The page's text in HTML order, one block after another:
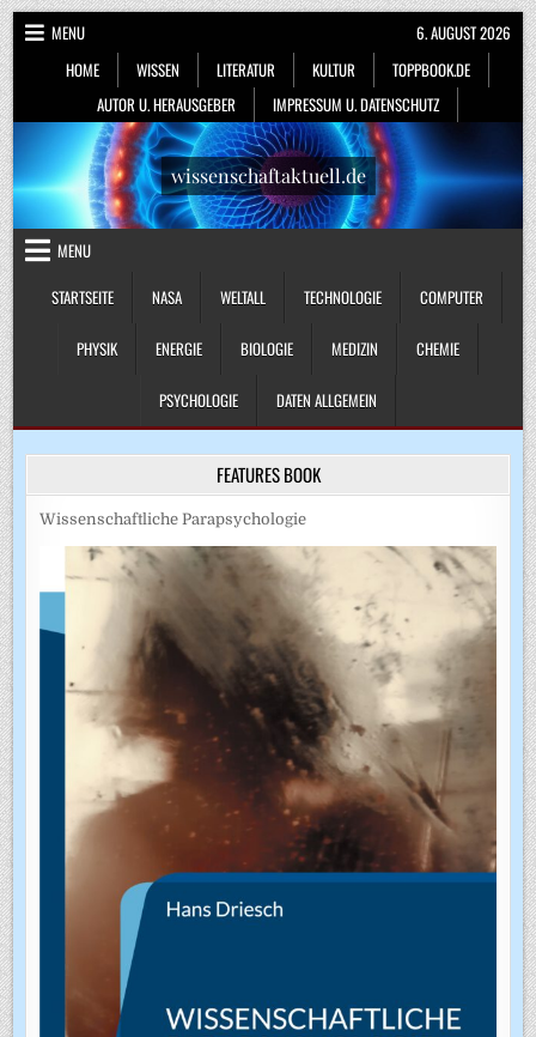
Skip
to
content
MENU
HOME
WISSEN LITERATUR KULTUR
TOPPBOOK.DE
AUTOR U. HERAUSGEBER
IMPRESSUM U. DATENSCHUTZ
6. AUGUST 2026
wissenschaftaktuell.de
MENU
STARTSEITE
NASA WELTALL TECHNOLOGIE COMPUTER
PHYSIK ENERGIE BIOLOGIE MEDIZIN CHEMIE
PSYCHOLOGIE DATEN ALLGEMEIN
FEATURES BOOK
Wissenschaftliche Parapsychologie